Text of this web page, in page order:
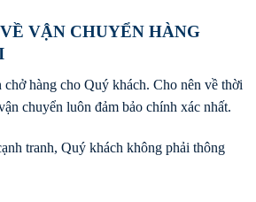
VẬN CHUYỂN HÀNG
hàng cho Quý khách. Cho nên về thời
chuyển luôn đảm bảo chính xác nhất.
tranh, Quý khách không phải thông